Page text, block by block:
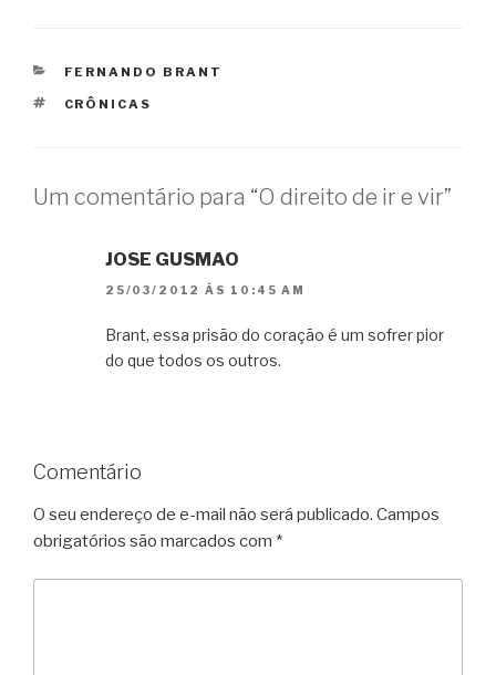
CATEGORIAS
FERNANDO BRANT
TAGS
CRÔNICAS
Um comentário para “O direito de ir e vir”
JOSE GUSMAO
25/03/2012 ÀS 10:45 AM
Brant, essa prisão do coração é um sofrer pior
do que todos os outros.
Comentário
O seu endereço de e-mail não será publicado. Campos
obrigatórios são marcados com *